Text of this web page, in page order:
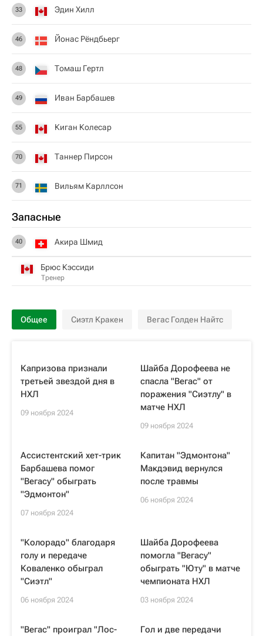
33 Эдин Хилл
46 Йонас Рёндбьерг
48 Томаш Гертл
49 Иван Барбашев
55 Киган Колесар
70 Таннер Пирсон
71 Вильям Карллсон
Запасные
40 Акира Шмид
Брюс Кэссиди
Тренер
Общее Сиэтл Кракен Вегас Голден Найтс
Капризова признали
третьей звездой дня в
НХЛ
09 ноября 2024
Шайба Дорофеева не
спасла "Вегас" от
поражения "Сиэтлу" в
матче НХЛ
09 ноября 2024
Ассистентский хет-трик
Барбашева помог
"Вегасу" обыграть
"Эдмонтон"
07 ноября 2024
Капитан "Эдмонтона"
Макдэвид вернулся
после травмы
06 ноября 2024
"Колорадо" благодаря
голу и передаче
Коваленко обыграл
"Сиэтл"
06 ноября 2024
Шайба Дорофеева
помогла "Вегасу"
обыграть "Юту" в матче
чемпионата НХЛ
03 ноября 2024
"Вегас" проиграл "Лос-
Гол и две передачи